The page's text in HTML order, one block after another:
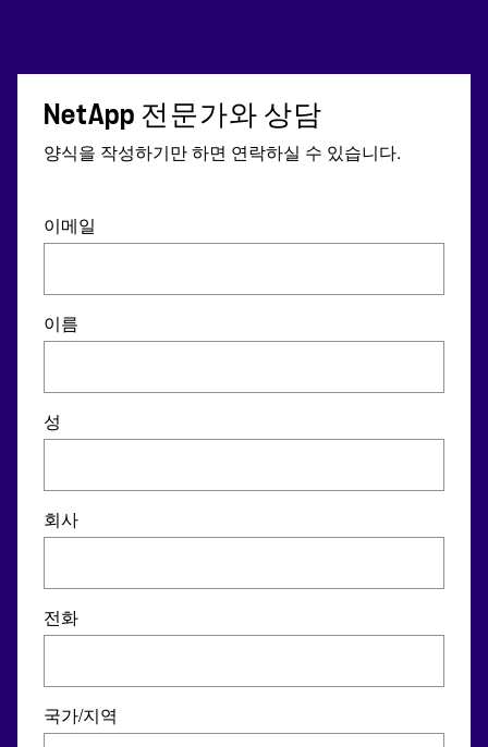
NetApp 전문가와 상담
양식을 작성하기만 하면 연락하실 수 있습니다.
이메일
이름
성
회사
전화
국가/지역